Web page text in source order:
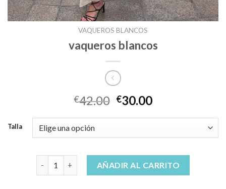
VAQUEROS BLANCOS
vaqueros blancos
€42.00 €30.00
Talla
vaqueros blancos cantidadAÑADIR AL CARRITO